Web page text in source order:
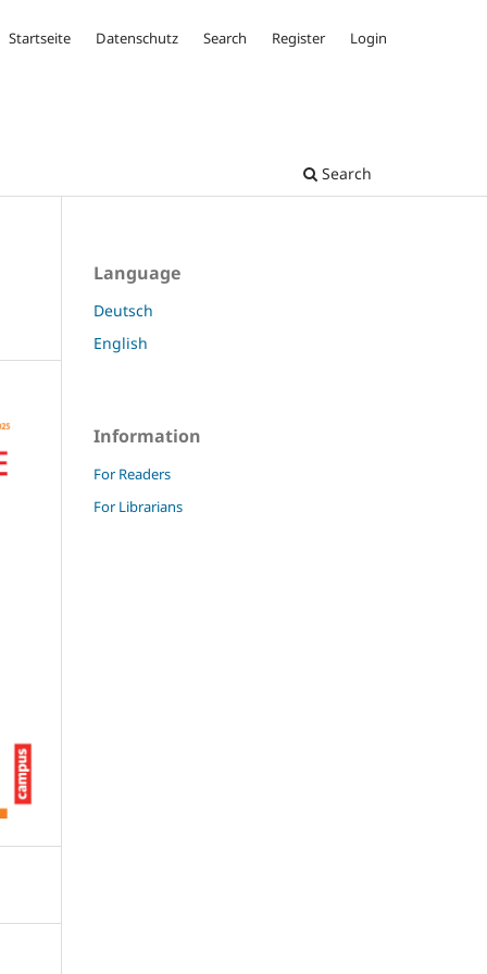
Search
Startseite Datenschutz Search Register Login
Language
Deutsch
English
Information
For Readers
For Librarians